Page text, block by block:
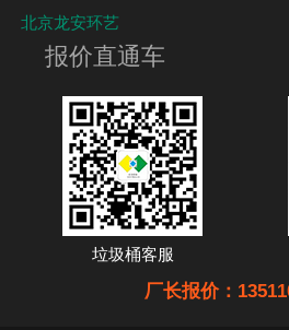
北京龙安环艺
报价直通车
垃圾桶客服
厂长报价：